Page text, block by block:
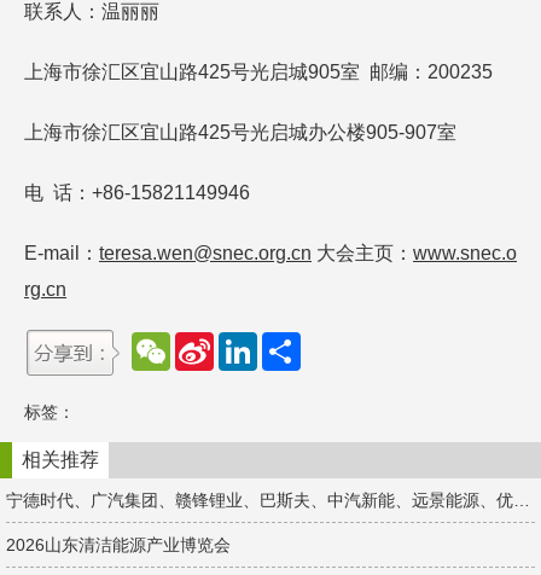
联系人：温丽丽
上海市徐汇区宜山路425号光启城905室 邮编：200235
上海市徐汇区宜山路425号光启城办公楼905-907室
电 话：+86-15821149946
E-mail： teresa.wen@snec.org.cn 大会主页： www.snec.o
rg.cn
W
e
t
S
e
b
o
L
d
n
标签：
相关推荐
宁德时代、广汽集团、赣锋锂业、巴斯夫、中汽新能、远景能源、优美再生、亿纬锂能、为恒智能...千家企业集结苏州！
2026山东清洁能源产业博览会